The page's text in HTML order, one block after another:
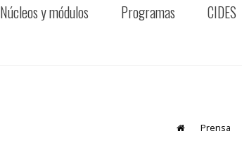
Núcleos y módulos Programas CIDES
Prensa